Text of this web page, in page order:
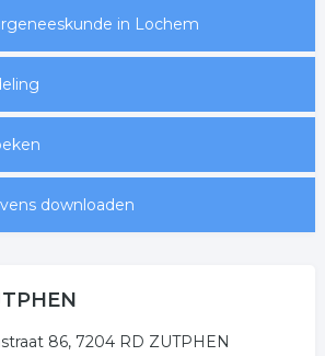
in Lochem
downloaden
86, 7204 RD ZUTPHEN